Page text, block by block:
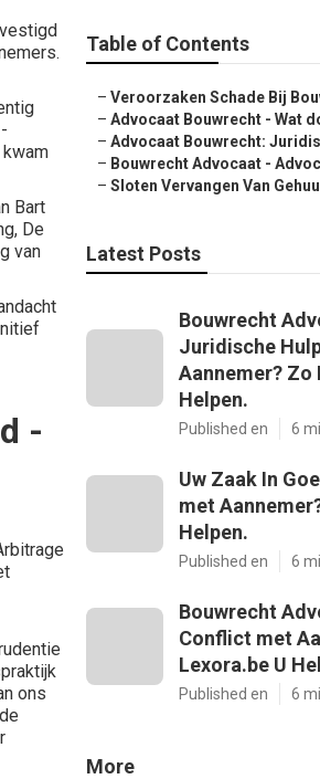
Bart
De
van
-
ons
Table of Contents
– Veroorzaken Schade Bij
– Advocaat Bouwrecht - Wat
– Advocaat Bouwrecht:
– Bouwrecht Advocaat -
– Sloten Vervangen Van
Latest Posts
Bouwrecht
Juridische
Aannemer? Zo
Helpen.
Published en 6
Uw Zaak In
met
Helpen.
Published en 6
Bouwrecht
Conflict met
Lexora.be U
Published en 6
More